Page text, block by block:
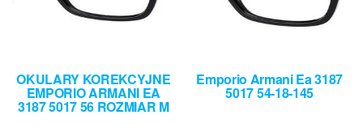
OKULARY KOREKCYJNE
EMPORIO ARMANI EA
3187 5017 56 ROZMIAR M
Emporio Armani Ea 3187
5017 54-18-145